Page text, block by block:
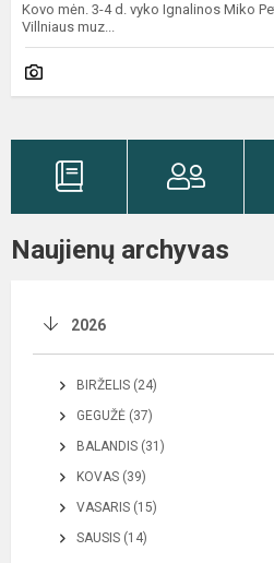
Kovo mėn. 3-4 d. vyko Ignalinos Miko
Villniaus muz...
Naujienų archyvas
2026
BIRŽELIS (24)
GEGUŽĖ (37)
BALANDIS (31)
KOVAS (39)
VASARIS (15)
SAUSIS (14)